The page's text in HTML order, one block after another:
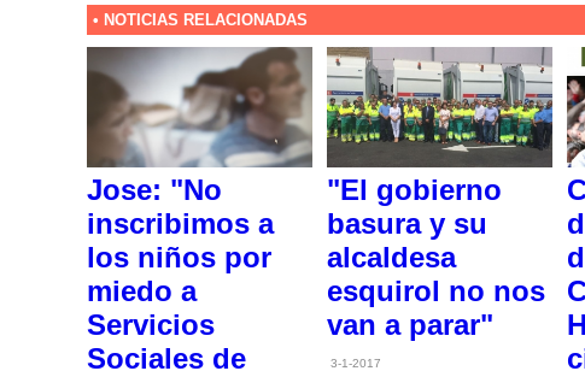
• NOTICIAS RELACIONADAS
Jose: "No
inscribimos a
los niños por
miedo a
Servicios
Sociales de
"El gobierno
basura y su
alcaldesa
esquirol no nos
van a parar"
3-1-2017